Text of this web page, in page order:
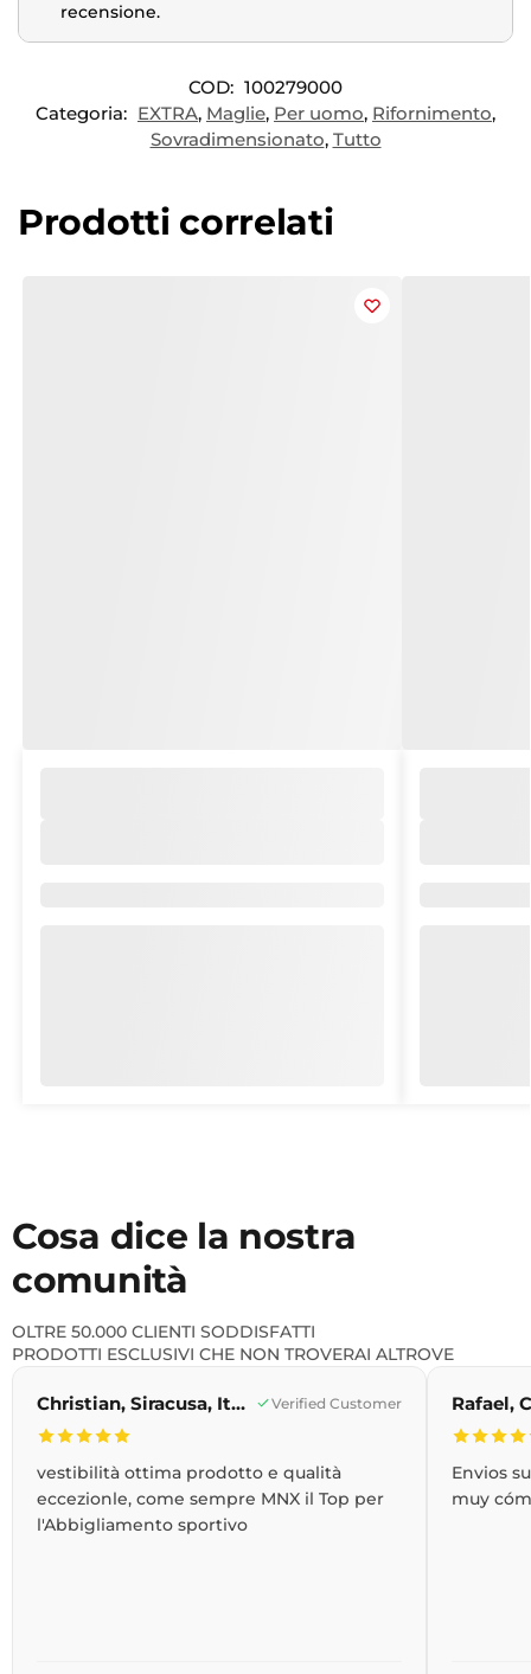
recensione.
COD: 100279000
Categoria: EXTRA, Maglie, Per uomo, Rifornimento,
Sovradimensionato, Tutto
Prodotti correlati
Cosa dice la nostra
comunità
OLTRE 50.000 CLIENTI SODDISFATTI
PRODOTTI ESCLUSIVI CHE NON TROVERAI ALTROVE
Christian, Siracusa, Italia Verified Customer
vestibilità ottima prodotto e qualità
eccezionle, come sempre MNX il Top per
l'Abbigliamento sportivo
Envios
muy